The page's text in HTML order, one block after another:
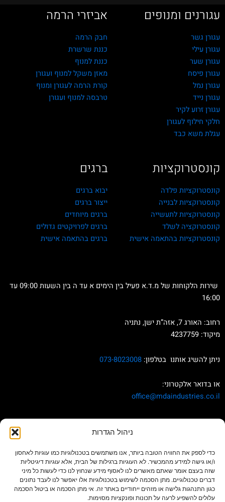
ניהול הגדרות
כדי לספק את החוויה הטובה ביותר, אנו משתמשים בטכנולוגיות כמו עוגיות לאחסון
ו/או גישה למידע מהמכשיר. לא העוגיות ברגילות של הבית, אלא עוגיות דיגיטליות
שזה בעצם אומר שאתם מאשרים לנו לאסוף מידע שנחוץ לנו כדי לעשות כל מיני
דברים טכנולוגיים. מתן הסכמה לשימוש בטכנולוגיות אלו יאפשר לנו לעבד נתונים
כגון התנהגות גלישה או מזהים ייחודיים באתר זה. אי מתן הסכמה או ביטול הסכמה
עלולים להשפיע לרעה על תכונות ופונקציות מסוימות.
עגורנים ומנופים
עגורן גשר
עגורן עילי
עגורן שער
עגורן פיסח
עגורן נמל
עגורן נייד
עגורן זרוע לקיר
חלקי חילוף לעגורן
עגלת משא כבד
אביזרי הרמה
חבק הרמה
כננת שרשרת
כננת למנוף
מאזן משקל למנוף ועגורן
קורת הרמה לעגורן ומנוף
טרבסה למנוף ועגורן
קונסטרוקציות
קונסטרוקציות פלדה
קונסטרוקציות לבנייה
קונסטרוקציות לתעשייה
קונסטרוקציה לשלד
קונסטרוקציות בהתאמה אישית
ברגים
יבוא ברגים
ייצור ברגים
ברגים מיוחדים
ברגים לפרויקטים גדולים
ברגים בהתאמה אישית
שירות הלקוחות של מ.ד.א פעיל בין הימים א עד ה בין השעות 09:00 עד
16:00
רחוב: האורג 7, אזה”ת ישן, נתניה
מיקוד: 4237759
ניתן להשיג אותנו בטלפון: 073-8023008
או בדואר אלקטרוני:
office@mdaindustries.co.il
הצהרת נגישות